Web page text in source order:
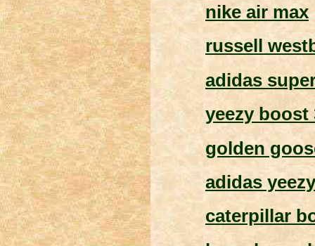
nike air max
russell
adidas
yeezy boost
golden
adidas yeezy
caterpillar